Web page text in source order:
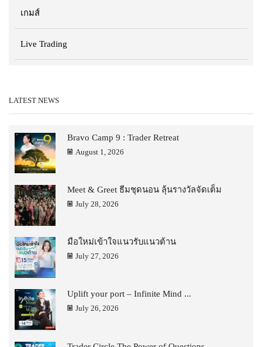
เกมส์
Live Trading
LATEST NEWS
Bravo Camp 9 : Trader Retreat
August 1, 2026
Meet & Greet ธีมชุดนอน ลุ้นรางวัลจัดเต็ม
July 28, 2026
มือใหม่เข้าใจแนวรับแนวต้าน
July 27, 2026
Uplift your port – Infinite Mind ...
July 26, 2026